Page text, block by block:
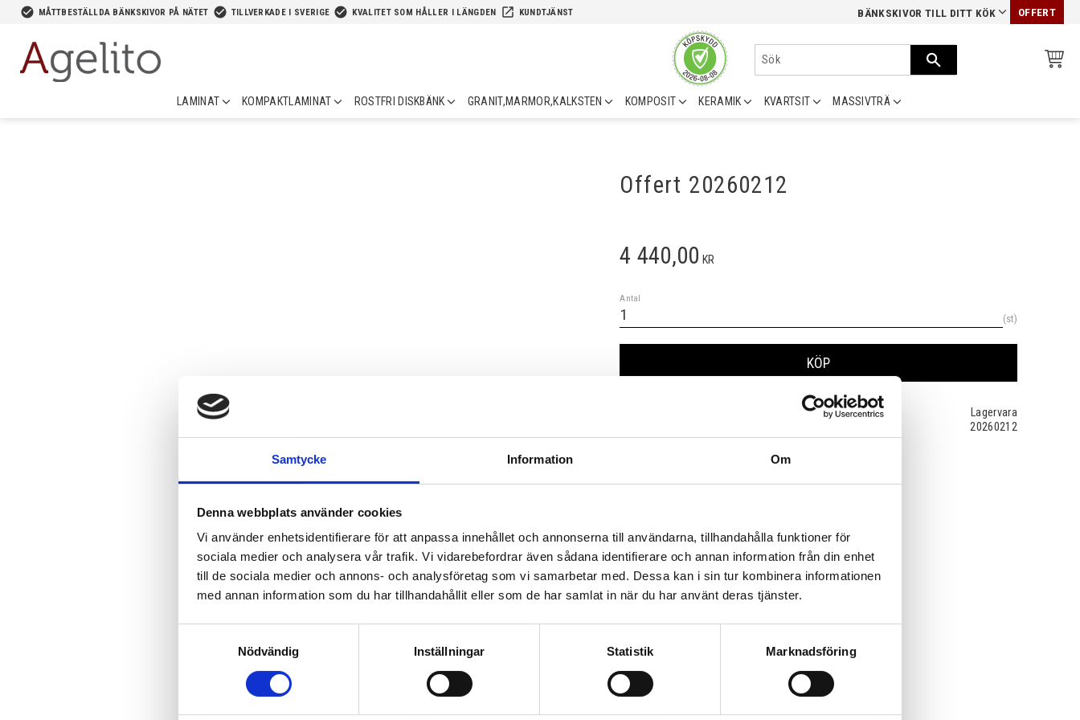
Samtycke Information Om
Denna webbplats använder cookies
Vi använder enhetsidentifierare för att anpassa innehållet och annonserna till användarna, tillhandahålla funktioner för
sociala medier och analysera vår trafik. Vi vidarebefordrar även sådana identifierare och annan information från din enhet
till de sociala medier och annons- och analysföretag som vi samarbetar med. Dessa kan i sin tur kombinera informationen
med annan information som du har tillhandahållit eller som de har samlat in när du har använt deras tjänster.
Nödvändig
Inställningar Statistik Marknadsföring
check_circle MÅTTBESTÄLLDA BÄNKSKIVOR PÅ NÄTET check_circle TILLVERKADE I SVERIGE check_circle KVALITET SOM HÅLLER I LÄNGDEN launch KUNDTJÄNST BÄNKSKIVOR TILL DITT KÖK OFFERT
LAMINAT KOMPAKTLAMINAT ROSTFRI DISKBÄNK GRANIT,MARMOR,KALKSTEN KOMPOSIT KERAMIK KVARTSIT MASSIVTRÄ
Offert 20260212
4 440,00 KR
Antal
st
KÖP
Lagervara
20260212